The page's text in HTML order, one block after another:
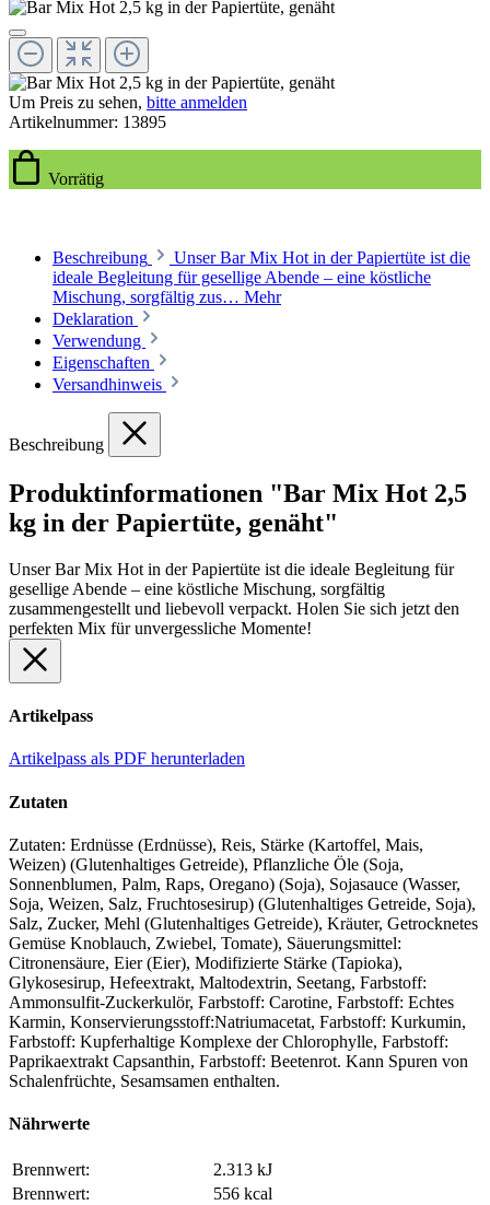
Um Preis zu sehen, bitte anmelden
Artikelnummer: 13895
Vorrätig
Beschreibung
Unser Bar Mix Hot in der Papiertüte ist die
ideale Begleitung für gesellige Abende – eine köstliche
Mischung, sorgfältig zus… Mehr
Deklaration
Verwendung
Eigenschaften
Versandhinweis
Beschreibung
Produktinformationen "Bar Mix Hot 2,5
kg in der Papiertüte, genäht"
Unser Bar Mix Hot in der Papiertüte ist die ideale Begleitung für
gesellige Abende – eine köstliche Mischung, sorgfältig
zusammengestellt und liebevoll verpackt. Holen Sie sich jetzt den
perfekten Mix für unvergessliche Momente!
Artikelpass
Artikelpass als PDF herunterladen
Zutaten
Zutaten: Erdnüsse (Erdnüsse), Reis, Stärke (Kartoffel, Mais,
Weizen) (Glutenhaltiges Getreide), Pflanzliche Öle (Soja,
Sonnenblumen, Palm, Raps, Oregano) (Soja), Sojasauce (Wasser,
Soja, Weizen, Salz, Fruchtosesirup) (Glutenhaltiges Getreide, Soja),
Salz, Zucker, Mehl (Glutenhaltiges Getreide), Kräuter, Getrocknetes
Gemüse Knoblauch, Zwiebel, Tomate), Säuerungsmittel:
Citronensäure, Eier (Eier), Modifizierte Stärke (Tapioka),
Glykosesirup, Hefeextrakt, Maltodextrin, Seetang, Farbstoff:
Ammonsulfit-Zuckerkulör, Farbstoff: Carotine, Farbstoff: Echtes
Karmin, Konservierungsstoff:Natriumacetat, Farbstoff: Kurkumin,
Farbstoff: Kupferhaltige Komplexe der Chlorophylle, Farbstoff:
Paprikaextrakt Capsanthin, Farbstoff: Beetenrot. Kann Spuren von
Schalenfrüchte, Sesamsamen enthalten.
Nährwerte
Brennwert:
2.313 kJ
Brennwert:
556 kcal